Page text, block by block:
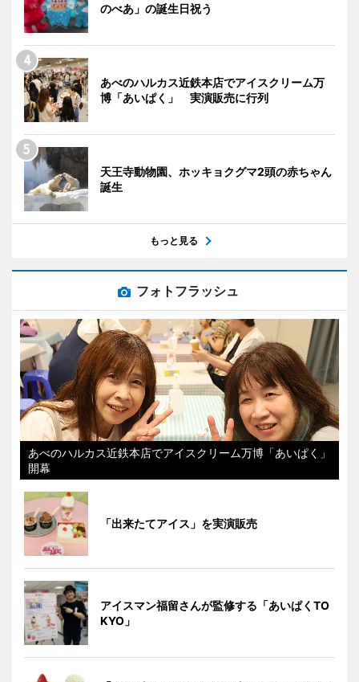
のべあ」の誕生日祝う
あべのハルカス近鉄本店でアイスクリーム万
博「あいぱく」 実演販売に行列
天王寺動物園、ホッキョクグマ2頭の赤ちゃん
誕生
もっと見る
フォトフラッシュ
あべのハルカス近鉄本店でアイスクリーム万博「あいぱく」
開幕
「出来たてアイス」を実演販売
アイスマン福留さんが監修する「あいぱくTO
KYO」